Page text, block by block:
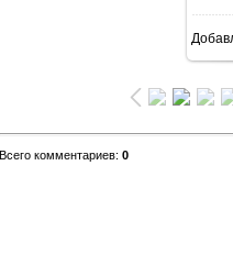
Всего комментариев: 0